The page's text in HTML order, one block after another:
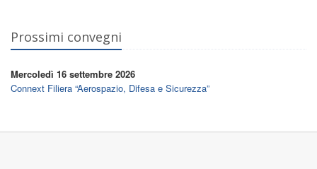
Prossimi convegni
Mercoledì 16 settembre 2026
Connext Filiera “Aerospazio, Difesa e Sicurezza”